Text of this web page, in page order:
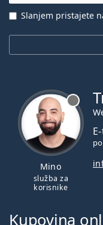
Slanjem pristajete
Mino
služba za
korisnike
Kupovina